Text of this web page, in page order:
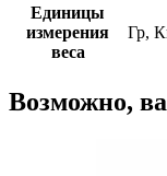
Единицы
измерения
веса
Гр,
Возможно,